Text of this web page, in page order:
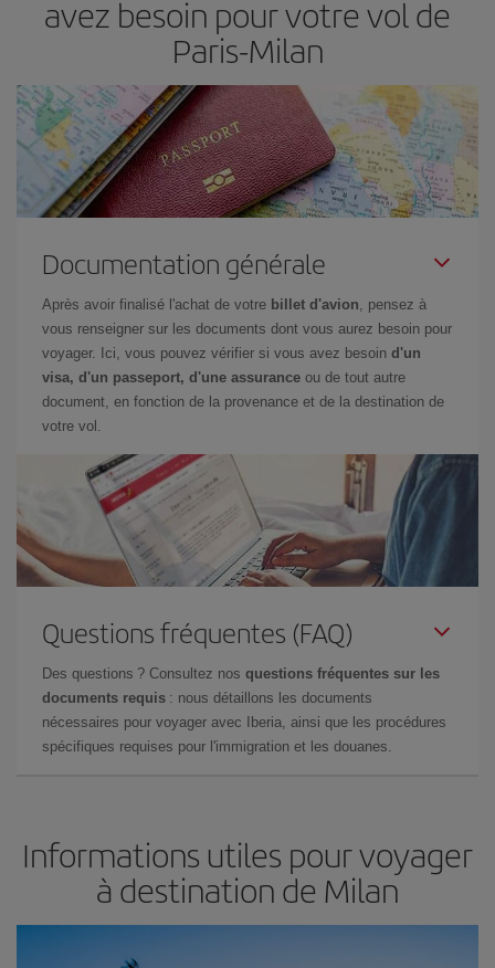
avez besoin pour votre vol de
Paris-Milan
Documentation générale
Après avoir finalisé l'achat de votre billet d'avion, pensez à
vous renseigner sur les documents dont vous aurez besoin pour
voyager. Ici, vous pouvez vérifier si vous avez besoin d'un
visa, d'un passeport, d'une assurance ou de tout autre
document, en fonction de la provenance et de la destination de
votre vol.
Questions fréquentes (FAQ)
Des questions ? Consultez nos questions fréquentes sur les
documents requis : nous détaillons les documents
nécessaires pour voyager avec Iberia, ainsi que les procédures
spécifiques requises pour l'immigration et les douanes.
Informations utiles pour voyager
à destination de Milan